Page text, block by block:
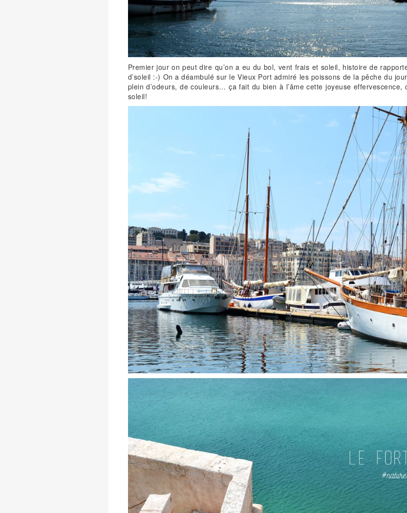
Premier jour on peut dire qu’on a eu du bol, vent frais et soleil, histoire de
d’soleil :-) On a déambulé sur le Vieux Port admiré les poissons de la pêche du
plein d’odeurs, de couleurs… ça fait du bien à l’âme cette joyeuse
soleil!